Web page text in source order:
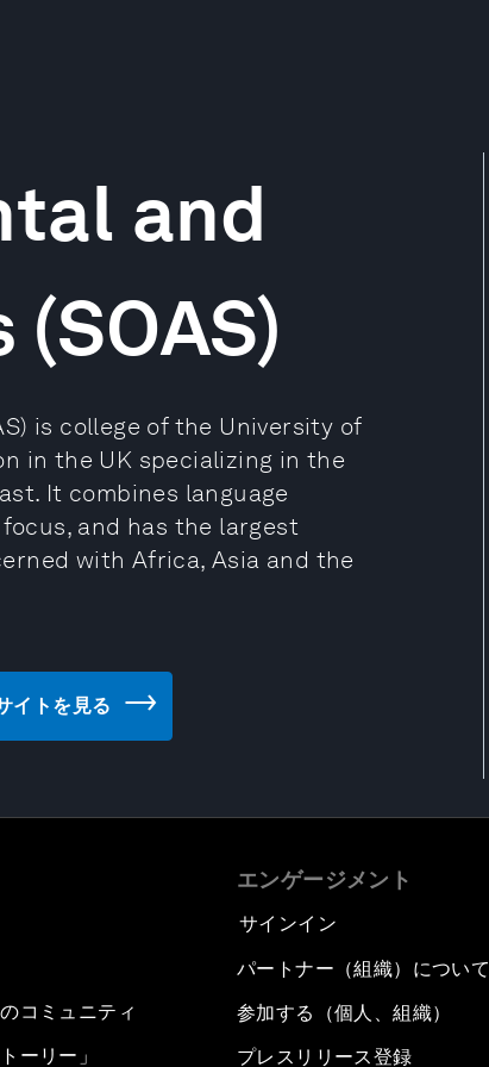
and
is college of the University of
in the UK specializing in the
It combines language
and has the largest
with Africa, Asia and the
イトを見る
コミュニティ
ーリー」
エンゲージメント
サインイン
パートナー（組織）について
参加する（個人、組織）
プレスリリース登録